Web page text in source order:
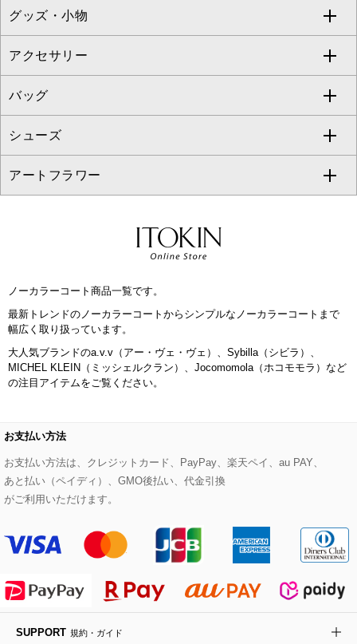
al'aise modulation
GEORGES RECH
GIANNI LO GIUDICE
CHRISTIAN AUJARD
CHRISTIAN AUJARD Lサイズ
MK MICHEL KLEIN BAG
HIROKO KOSHINO
re:edition project 165
HIROKO BIS
HIROKO BIS GRANDE
アンサンブルセット
ベスト・ジレ
パーカー
タンクトップ・キャミソール
スウェット・ジャージー
ジャンパースカート
その他のワンピース・ドレス
ガウチョ・ワイドパンツ
ハーフ・ショート丈パンツ
サロペット・オールインワン
その他のパンツ
ひざ丈スカート
ミモレ丈スカート
ショート・ミニ丈スカート
その他のスカート
テーラードジャケット
ノーカラージャケット
セットアップ
セットアップジャケット
セットアップパンツ
セットアップワンピース
その他のジャケット・スーツ
すべてのコート・ブルゾン
トレンチコート
ピーコート
ダッフルコート
チェスターコート
ノーカラーコート
ライダースジャケット
デニムジャケット
その他のコート・ブルゾン
グッズ・小物
すべてのグッズ・小物
マスク
ストール・マフラー・スヌード
ベルト・サスペンダー
財布・名刺入れ・ケース
ハンカチ・バンダナ
手袋
ネクタイ
ポーチ
傘・日傘
レッグウェア
アクセサリー
すべてのアクセサリー
ネックレス
ピアス・イヤリング
ブローチ・コサージュ
その他のアクセサリー
バッグ
すべてのバッグ
トートバッグ
クラッチバッグ
バックパック・リュック
ボディバッグ・メッセンジャーバッグ
ビジネスバッグ
その他のバッグ
シューズ
すべてのシューズ
ブーツ・ブーティー
フラットシューズ
ローファー
サンダル・ミュール
その他のシューズ
アートフラワー
オーキッド・胡蝶蘭
カサブランカ・カラー
ラナンキュラス
グリーン
その他のアートフラワー
ノーカラーコート商品一覧です。
最新トレンドのノーカラーコートからシンプルなノーカラーコートまで
幅広く取り扱っています。
大人気ブランドのa.v.v（アー・ヴェ・ヴェ）、Sybilla（シビラ）、
MICHEL KLEIN（ミッシェルクラン）、Jocomomola（ホコモモラ）など
の注目アイテムをご覧ください。
お支払い方法
お支払い方法は、クレジットカード、PayPay、楽天ペイ、au PAY、
あと払い（ペイディ）、GMO後払い、代金引換
がご利用いただけます。
SUPPORT 規約・ガイド